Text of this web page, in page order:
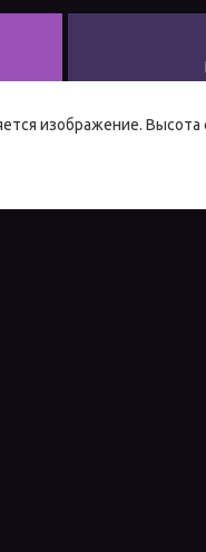
изображение. Высота